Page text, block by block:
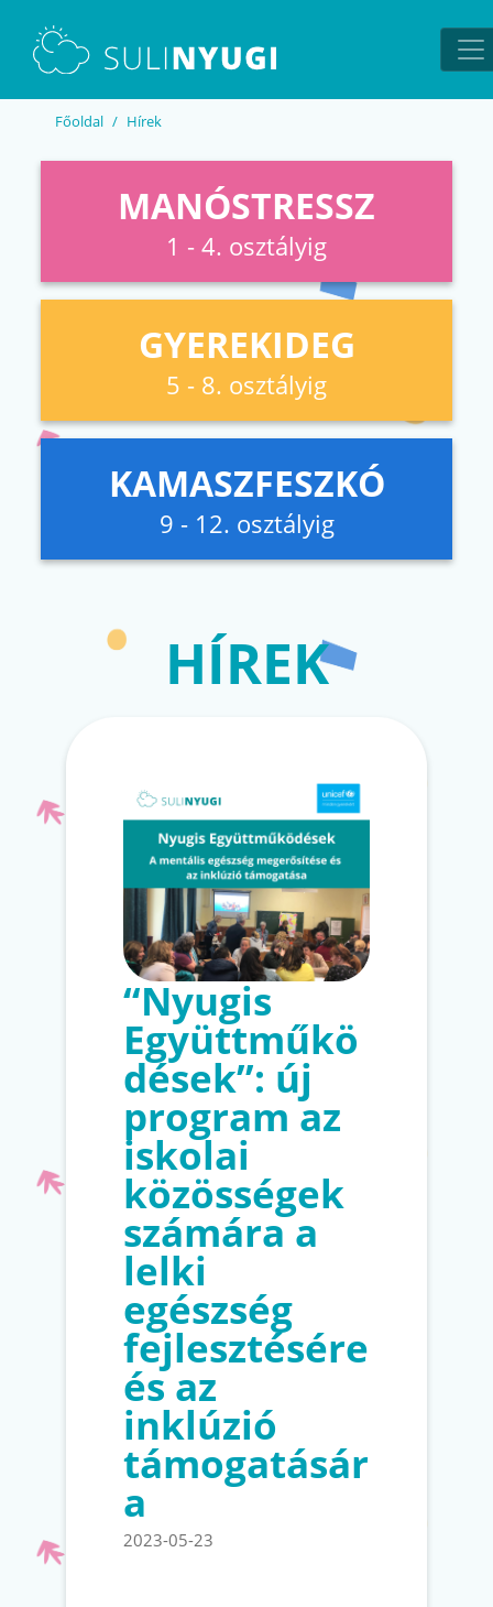
Főoldal Hírek
MANÓSTRESSZ
1 - 4. osztályig
GYEREKIDEG
5 - 8. osztályig
KAMASZFESZKÓ
9 - 12. osztályig
HÍREK
“Nyugis
Együttműkö
dések”: új
program az
iskolai
közösségek
számára a
lelki
egészség
fejlesztésére
és az
inklúzió
támogatásár
a
2023-05-23